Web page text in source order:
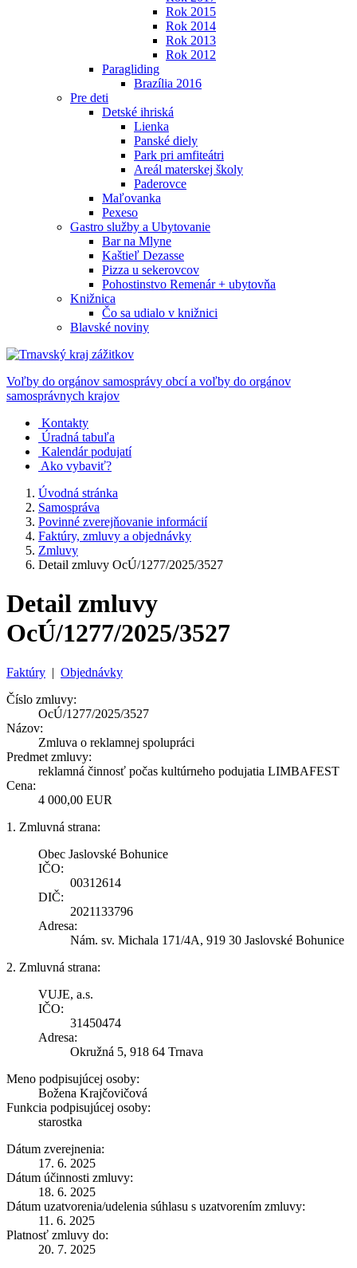
Rok 2015
Rok 2014
Rok 2013
Rok 2012
Paragliding
Brazília 2016
Pre deti
Detské ihriská
Lienka
Panské diely
Park pri amfiteátri
Areál materskej školy
Paderovce
Maľovanka
Pexeso
Gastro služby a Ubytovanie
Bar na Mlyne
Kaštieľ Dezasse
Pizza u sekerovcov
Pohostinstvo Remenár + ubytovňa
Knižnica
Čo sa udialo v knižnici
Blavské noviny
Voľby do orgánov samosprávy obcí a voľby do orgánov
samosprávnych krajov
Kontakty
Úradná tabuľa
Kalendár podujatí
Ako vybaviť?
Úvodná stránka
Samospráva
Povinné zverejňovanie informácií
Faktúry, zmluvy a objednávky
Zmluvy
Detail zmluvy OcÚ/1277/2025/3527
Detail zmluvy
OcÚ/1277/2025/3527
Faktúry | Objednávky
Číslo zmluvy:
OcÚ/1277/2025/3527
Názov:
Zmluva o reklamnej spolupráci
Predmet zmluvy:
reklamná činnosť počas kultúrneho podujatia LIMBAFEST
Cena:
4 000,00 EUR
1. Zmluvná strana:
Obec Jaslovské Bohunice
IČO:
00312614
DIČ:
2021133796
Adresa:
Nám. sv. Michala 171/4A, 919 30 Jaslovské Bohunice
2. Zmluvná strana:
VUJE, a.s.
IČO:
31450474
Adresa:
Okružná 5, 918 64 Trnava
Meno podpisujúcej osoby:
Božena Krajčovičová
Funkcia podpisujúcej osoby:
starostka
Dátum zverejnenia:
17. 6. 2025
Dátum účinnosti zmluvy:
18. 6. 2025
Dátum uzatvorenia/udelenia súhlasu s uzatvorením zmluvy:
11. 6. 2025
Platnosť zmluvy do:
20. 7. 2025